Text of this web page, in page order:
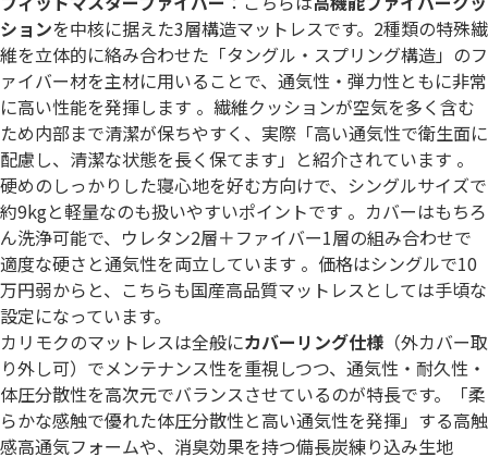
ションを中核に据えた3層構造マットレスです。2種類の特殊繊
維を立体的に絡み合わせた「タングル・スプリング構造」のフ
ァイバー材を主材に用いることで、通気性・弾力性ともに非常
に高い性能を発揮します 。繊維クッションが空気を多く含む
ため内部まで清潔が保ちやすく、実際「高い通気性で衛生面に
配慮し、清潔な状態を長く保てます」と紹介されています 。
硬めのしっかりした寝心地を好む方向けで、シングルサイズで
約9kgと軽量なのも扱いやすいポイントです 。カバーはもちろ
ん洗浄可能で、ウレタン2層＋ファイバー1層の組み合わせで
適度な硬さと通気性を両立しています 。価格はシングルで10
万円弱からと、こちらも国産高品質マットレスとしては手頃な
設定になっています。
カリモクのマットレスは全般にカバーリング仕様 （外カバー取
り外し可）でメンテナンス性を重視しつつ、通気性・耐久性・
体圧分散性を高次元でバランスさせているのが特長です。「柔
らかな感触で優れた体圧分散性と高い通気性を発揮」する高触
感高通気フォームや、消臭効果を持つ備長炭練り込み生地